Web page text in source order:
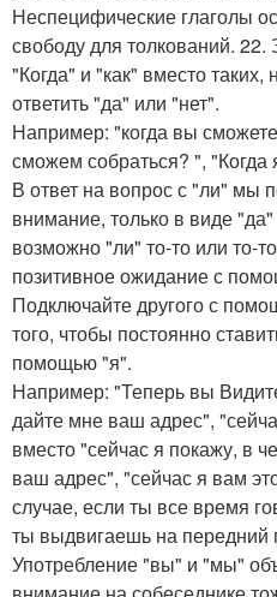
Неспецифические глаголы
свободу для толкований.
"Когда" и "как" вместо
ответить "да" или "нет".
Например: "когда вы
сможем собраться? ", "Когда
В ответ на вопрос с "ли" мы
внимание, только в виде
возможно "ли" то-то или то-
позитивное ожидание с
Подключайте другого с
того, чтобы постоянно
помощью "я".
Например: "Теперь вы
дайте мне ваш адрес",
вместо "сейчас я покажу, в
ваш адрес", "сейчас я вам
случае, если ты все время
ты выдвигаешь на передний
Употребление "вы" и "мы"